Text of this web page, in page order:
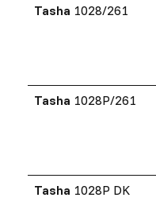
Tasha 1028/261
Tasha 1028P/261
Tasha 1028P DK